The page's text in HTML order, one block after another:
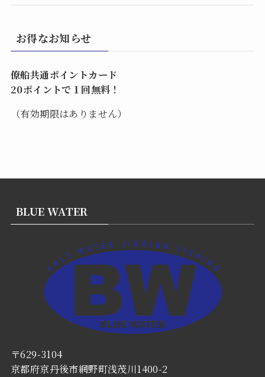
お得なお知らせ
僚船共通ポイントカード
20ポイントで１回無料！
（有効期限はありません）
BLUE WATER
〒629-3104
京都府京丹後市網野町浅茂川1400-2